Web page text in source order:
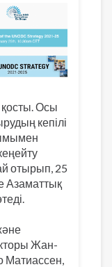
қосты. Осы
кепілі
отырып, 25
Азаматтық
Жан-